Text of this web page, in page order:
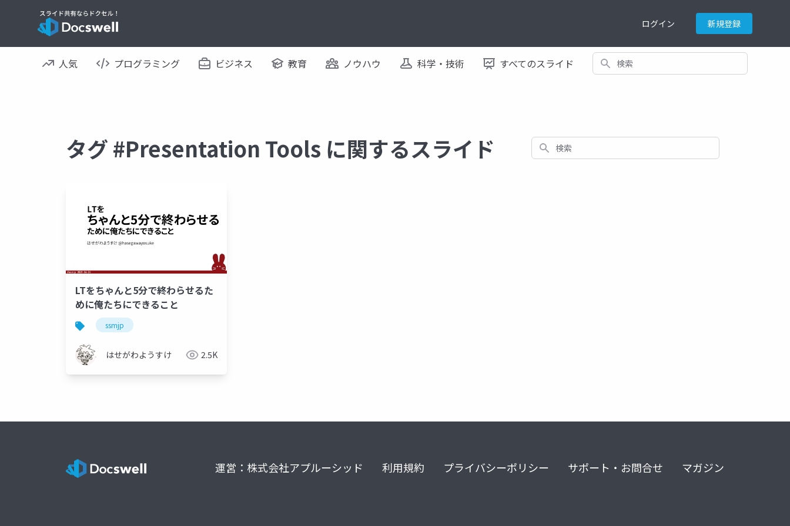
ログイン 新規登録
人気 プログラミング ビジネス 教育 ノウハウ 科学・技術 すべてのスライド 検索
タグ #Presentation Tools に関するスライド 検索
LTをちゃんと5分で終わらせるた
めに俺たちにできること
ssmjp
はせがわようすけ 2.5K
運営：株式会社アプルーシッド 利用規約 プライバシーポリシー サポート・お問合せ マガジン